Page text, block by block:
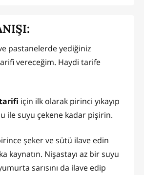
pastanelerde yediğiniz
vereceğim. Haydi tarife
tarifi için ilk olarak pirinci yıkayıp
ile suyu çekene kadar pişirin.
şeker ve sütü ilave edin
kaynatın. Nişastayı az bir suyu
sarısını da ilave edip